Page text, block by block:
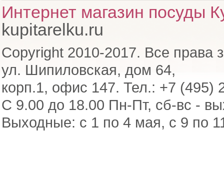
Интернет магазин посуды
kupitarelku.ru
Copyright 2010-2017. Все права
ул. Шипиловская, дом 64,
корп.1, офис 147. Тел.: +7 (495)
С 9.00 до 18.00 Пн-Пт, сб-вс -
Выходные: с 1 по 4 мая, с 9 по